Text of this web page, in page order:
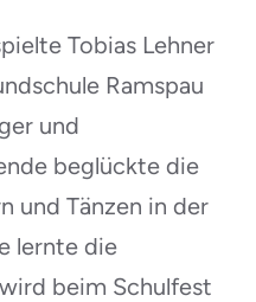
Tobias Lehner
Ramspau
und
beglückte die
und Tänzen in der
lernte die
beim Schulfest